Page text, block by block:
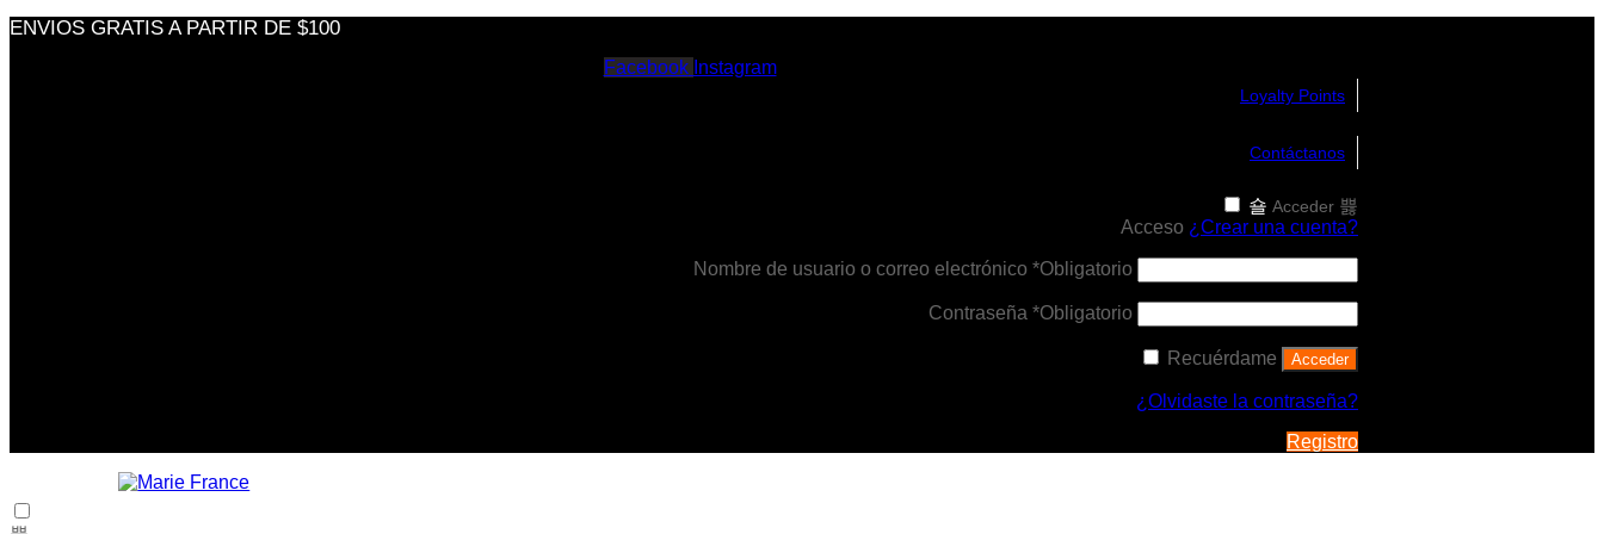
ENVIOS GRATIS A PARTIR DE $100
Facebook Instagram
Loyalty Points
Contáctanos
Acceder
Acceso ¿Crear una cuenta?
Nombre de usuario o correo electrónico *Obligatorio
Contraseña *Obligatorio
Recuérdame Acceder
¿Olvidaste la contraseña?
Registro